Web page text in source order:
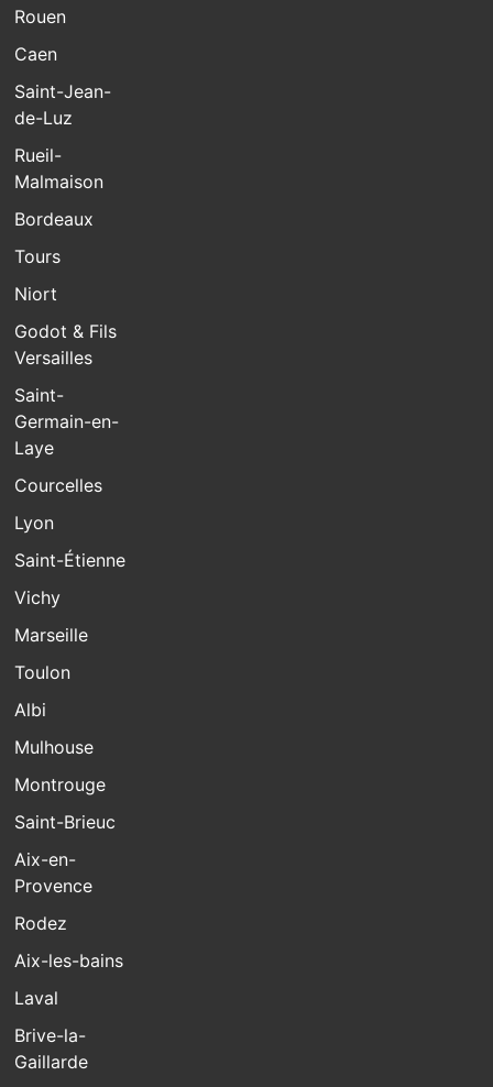
Rouen
Caen
Saint-Jean-
de-Luz
Rueil-
Malmaison
Bordeaux
Tours
Niort
Godot & Fils
Versailles
Saint-
Germain-en-
Laye
Courcelles
Lyon
Saint-Étienne
Vichy
Marseille
Toulon
Albi
Mulhouse
Montrouge
Saint-Brieuc
Aix-en-
Provence
Rodez
Aix-les-bains
Laval
Brive-la-
Gaillarde